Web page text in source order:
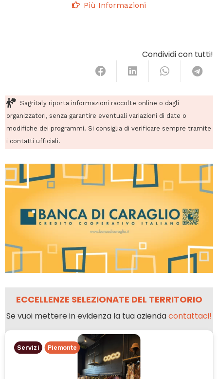
Più Informazioni
Condividi con tutti!
Sagritaly riporta informazioni raccolte online o dagli
organizzatori, senza garantire eventuali variazioni di date o
modifiche dei programmi. Si consiglia di verificare sempre tramite
i contatti ufficiali.
ECCELLENZE SELEZIONATE DEL TERRITORIO
Se vuoi mettere in evidenza la tua aziendacontattaci!
Servizi Piemonte